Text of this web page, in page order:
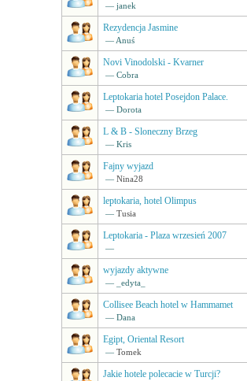
— janek
Rezydencja Jasmine
— Anuś
Novi Vinodolski - Kvarner
— Cobra
Leptokaria hotel Posejdon Palace.
— Dorota
L & B - Sloneczny Brzeg
— Kris
Fajny wyjazd
— Nina28
leptokaria, hotel Olimpus
— Tusia
Leptokaria - Plaza wrzesień 2007
—
wyjazdy aktywne
— _edyta_
Collisee Beach hotel w Hammamet
— Dana
Egipt, Oriental Resort
— Tomek
Jakie hotele polecacie w Turcji?